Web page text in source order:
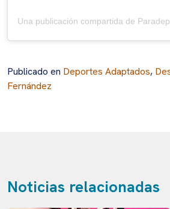
Publicado en Deportes Adaptados,
Fernández
Noticias relacionadas